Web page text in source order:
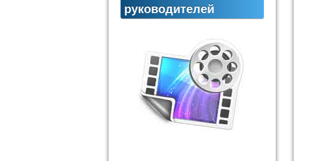
руководителей